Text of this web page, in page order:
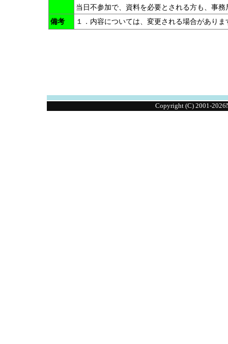
当日不参加で、資料を必要とされる方も、事
備考
１．内容については、変更される場合があり
Copyright (C) 2001-